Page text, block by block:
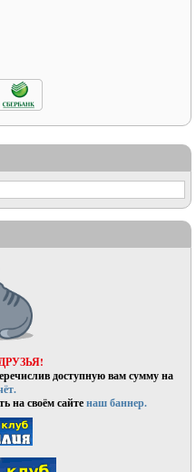
доступную вам сумму на
на своём сайтенаш баннер.